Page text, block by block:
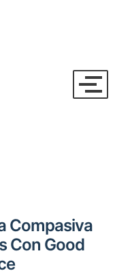
Compasiva
Con Good